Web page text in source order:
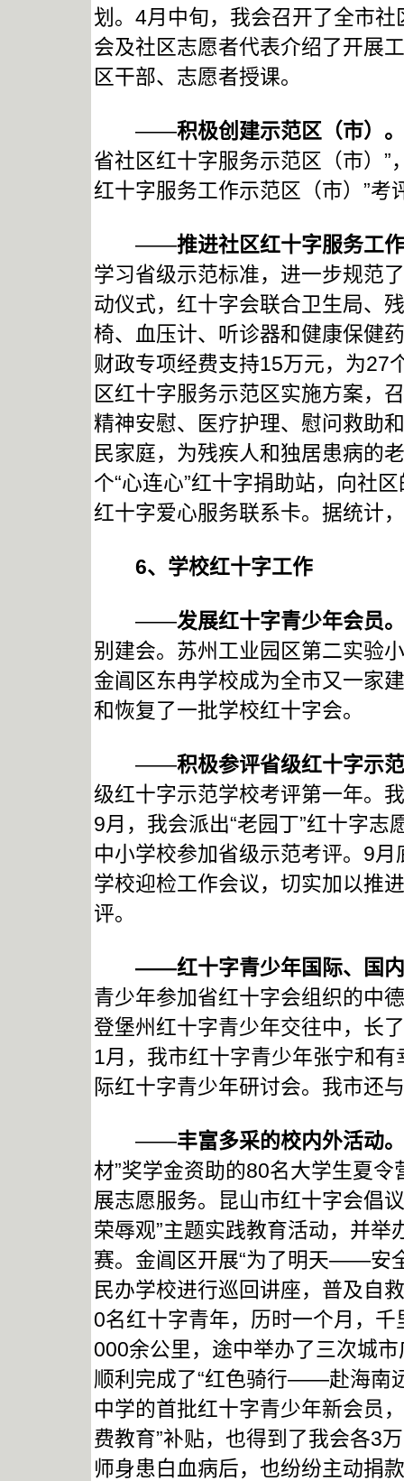
划。4月中旬，我会召开了全市
会及社区志愿者代表介绍了开展
区干部、志愿者授课。
——积极创建示范区（市）。
省社区红十字服务示范区（市）”
红十字服务工作示范区（市）”考
——推进社区红十字服务工
学习省级示范标准，进一步规范
动仪式，红十字会联合卫生局、
椅、血压计、听诊器和健康保健
财政专项经费支持15万元，为27
区红十字服务示范区实施方案，
精神安慰、医疗护理、慰问救助
民家庭，为残疾人和独居患病的
个“心连心”红十字捐助站，向社
红十字爱心服务联系卡。据统计
6、学校红十字工作
——发展红十字青少年会员。
别建会。苏州工业园区第二实验
金阊区东冉学校成为全市又一家
和恢复了一批学校红十字会。
——积极参评省级红十字示
级红十字示范学校考评第一年。
9月，我会派出“老园丁”红十字
中小学校参加省级示范考评。9
学校迎检工作会议，切实加以推
评。
——红十字青少年国际、国内
青少年参加省红十字会组织的中
登堡州红十字青少年交往中，长
1月，我市红十字青少年张宁和
际红十字青少年研讨会。我市还
——丰富多采的校内外活动。
材”奖学金资助的80名大学生夏
展志愿服务。昆山市红十字会倡
荣辱观”主题实践教育活动，并
赛。金阊区开展“为了明天——安
民办学校进行巡回讲座，普及自
0名红十字青年，历时一个月，
000余公里，途中举办了三次城
顺利完成了“红色骑行——赴海南
中学的首批红十字青少年新会员
费教育”补贴，也得到了我会各3
师身患白血病后，也纷纷主动捐